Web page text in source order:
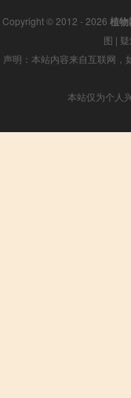
Copyright © 2012 - 2026 植物
图 |
声明：本站内容来自互联网
本站仅为个人